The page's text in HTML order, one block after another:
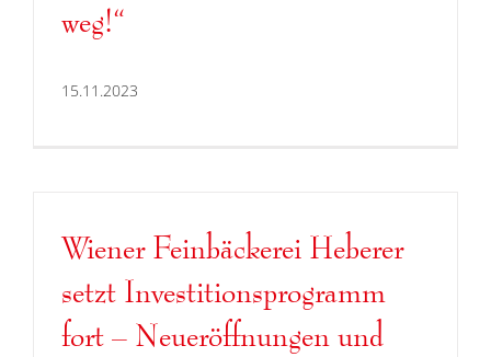
weg!“
15.11.2023
Wiener Feinbäckerei Heberer
setzt Investitionsprogramm
fort – Neueröffnungen und